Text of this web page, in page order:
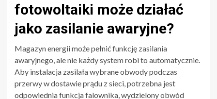
fotowoltaiki może działać
jako zasilanie awaryjne?
Magazyn energii może pełnić funkcję zasilania
awaryjnego, ale nie każdy system robi to automatycznie.
Aby instalacja zasilała wybrane obwody podczas
przerwy w dostawie prądu z sieci, potrzebna jest
odpowiednia funkcja falownika, wydzielony obwód